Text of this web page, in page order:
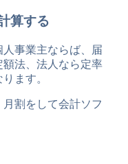
算する
事業主ならば、届
法、法人なら定率
ます。
割をして会計ソフ